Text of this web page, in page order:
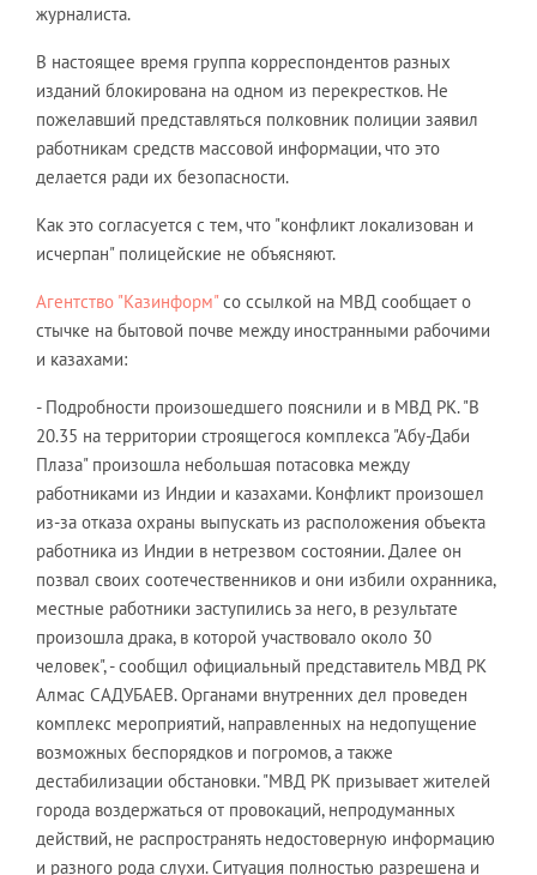
журналиста.
В настоящее время группа корреспондентов разных
изданий блокирована на одном из перекрестков. Не
пожелавший представляться полковник полиции заявил
работникам средств массовой информации, что это
делается ради их безопасности.
Как это согласуется с тем, что "конфликт локализован и
исчерпан" полицейские не объясняют.
Агентство "Казинформ"со ссылкой на МВД сообщает о
стычке на бытовой почве между иностранными рабочими
и казахами:
- Подробности произошедшего пояснили и в МВД РК. "В
20.35 на территории строящегося комплекса "Абу-Даби
Плаза" произошла небольшая потасовка между
работниками из Индии и казахами. Конфликт произошел
из-за отказа охраны выпускать из расположения объекта
работника из Индии в нетрезвом состоянии. Далее он
позвал своих соотечественников и они избили охранника,
местные работники заступились за него, в результате
произошла драка, в которой участвовало около 30
человек", - сообщил официальный представитель МВД РК
Алмас САДУБАЕВ. Органами внутренних дел проведен
комплекс мероприятий, направленных на недопущение
возможных беспорядков и погромов, а также
дестабилизации обстановки. "МВД РК призывает жителей
города воздержаться от провокаций, непродуманных
действий, не распространять недостоверную информацию
и разного рода слухи. Ситуация полностью разрешена и